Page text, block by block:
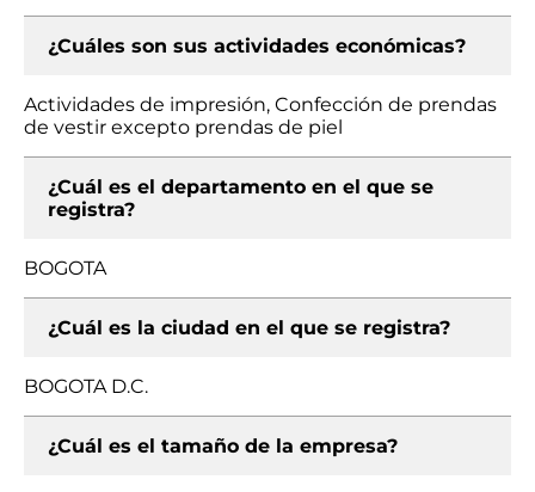
¿Cuáles son sus actividades económicas?
Actividades de impresión, Confección de prendas
de vestir excepto prendas de piel
¿Cuál es el departamento en el que se
registra?
BOGOTA
¿Cuál es la ciudad en el que se registra?
BOGOTA D.C.
¿Cuál es el tamaño de la empresa?